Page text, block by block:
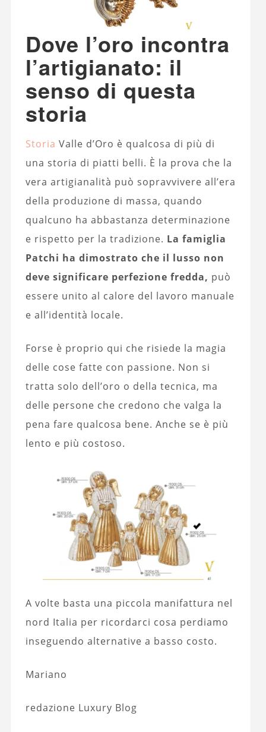
Dove l’oro incontra
l’artigianato: il
senso di questa
storia
Storia Valle d’Oro è qualcosa di più di
una storia di piatti belli. È la prova che la
vera artigianalità può sopravvivere all’era
della produzione di massa, quando
qualcuno ha abbastanza determinazione
e rispetto per la tradizione. La famiglia
Patchi ha dimostrato che il lusso non
deve significare perfezione fredda, può
essere unito al calore del lavoro manuale
e all’identità locale.
Forse è proprio qui che risiede la magia
delle cose fatte con passione. Non si
tratta solo dell’oro o della tecnica, ma
delle persone che credono che valga la
pena fare qualcosa bene. Anche se è più
lento e più costoso.
A volte basta una piccola manifattura nel
nord Italia per ricordarci cosa perdiamo
inseguendo alternative a basso costo.
Mariano
redazione Luxury Blog